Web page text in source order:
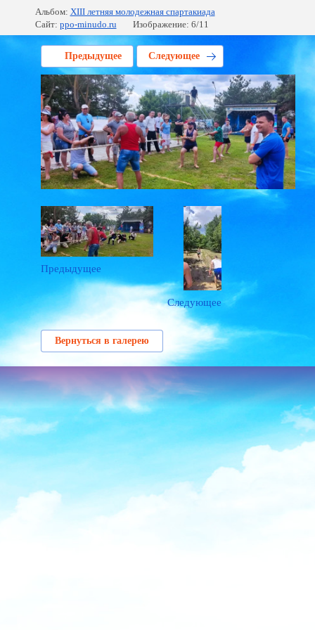
Альбом: XIII летняя молодежная спартакиада
Сайт: ppo-minudo.ru Изображение: 6/11
Предыдущее Следующее
Предыдущее
Следующее
Вернуться в галерею